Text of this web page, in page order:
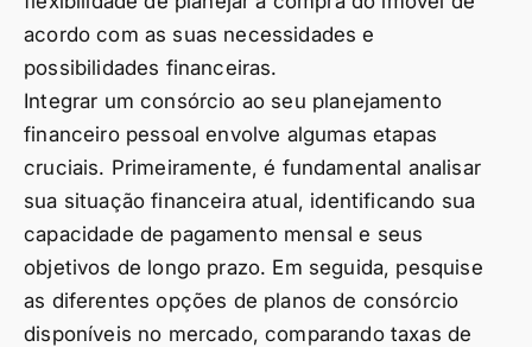
acordo com as suas necessidades e
possibilidades financeiras.
Integrar um consórcio ao seu planejamento
financeiro pessoal envolve algumas etapas
cruciais. Primeiramente, é fundamental analisar
sua situação financeira atual, identificando sua
capacidade de pagamento mensal e seus
objetivos de longo prazo. Em seguida, pesquise
as diferentes opções de planos de consórcio
disponíveis no mercado, comparando taxas de